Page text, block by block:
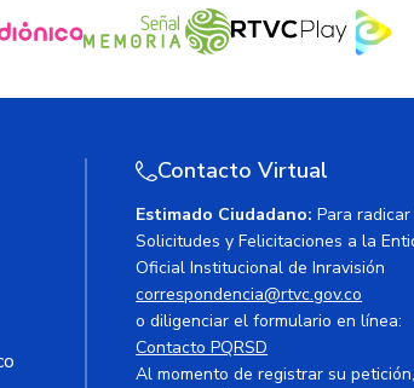
Contacto Virtual
Estimado Ciudadano: Para
Solicitudes y Felicitaciones a la
Oficial Institucional de Inravisión
correspondencia@rtvc.gov.co
o diligenciar el formulario en línea:
Contacto PQRSD
Al momento de registrar su